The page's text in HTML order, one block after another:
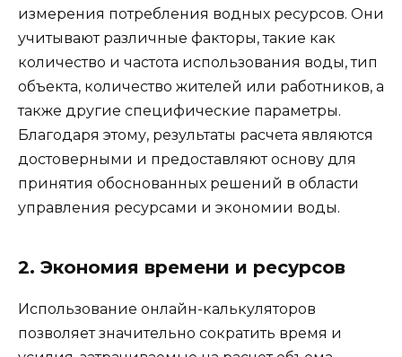
измерения потребления водных ресурсов. Они
учитывают различные факторы, такие как
количество и частота использования воды, тип
объекта, количество жителей или работников, а
также другие специфические параметры.
Благодаря этому, результаты расчета являются
достоверными и предоставляют основу для
принятия обоснованных решений в области
управления ресурсами и экономии воды.
2. Экономия времени и ресурсов
Использование онлайн-калькуляторов
позволяет значительно сократить время и